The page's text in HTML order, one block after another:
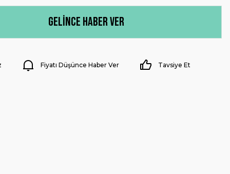
Gelince Haber Ver
Fiyatı Düşünce Haber Ver Tavsiye Et